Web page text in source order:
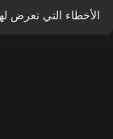
الأخطاء التي تعرض